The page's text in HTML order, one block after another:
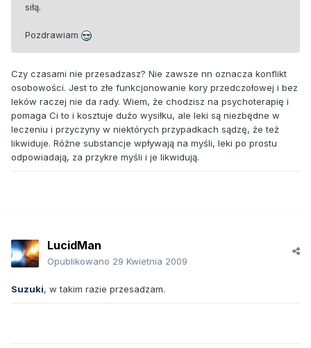
siłą.
Pozdrawiam
Czy czasami nie przesadzasz? Nie zawsze nn oznacza konflikt
osobowości. Jest to złe funkcjonowanie kory przedczołowej i bez
leków raczej nie da rady. Wiem, że chodzisz na psychoterapię i
pomaga Ci to i kosztuje dużo wysiłku, ale leki są niezbędne w
leczeniu i przyczyny w niektórych przypadkach sądzę, że też
likwiduje. Różne substancje wpływają na myśli, leki po prostu
odpowiadają, za przykre myśli i je likwidują.
LucidMan
Opublikowano 29 Kwietnia 2009
Suzuki, w takim razie przesadzam.